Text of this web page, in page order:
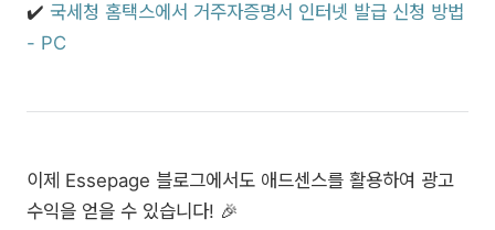
✔️ 국세청 홈택스에서 거주자증명서 인터넷 발급 신청 방법
- PC
이제 Essepage 블로그에서도 애드센스를 활용하여 광고
수익을 얻을 수 있습니다! 🎉